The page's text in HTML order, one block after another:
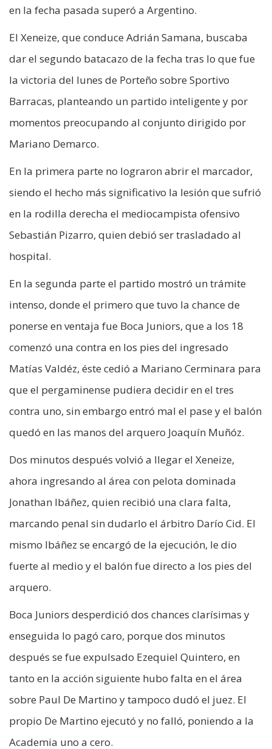
en la fecha pasada superó a Argentino.
El Xeneize, que conduce Adrián Samana, buscaba
dar el segundo batacazo de la fecha tras lo que fue
la victoria del lunes de Porteño sobre Sportivo
Barracas, planteando un partido inteligente y por
momentos preocupando al conjunto dirigido por
Mariano Demarco.
En la primera parte no lograron abrir el marcador,
siendo el hecho más significativo la lesión que sufrió
en la rodilla derecha el mediocampista ofensivo
Sebastián Pizarro, quien debió ser trasladado al
hospital.
En la segunda parte el partido mostró un trámite
intenso, donde el primero que tuvo la chance de
ponerse en ventaja fue Boca Juniors, que a los 18
comenzó una contra en los pies del ingresado
Matías Valdéz, éste cedió a Mariano Cerminara para
que el pergaminense pudiera decidir en el tres
contra uno, sin embargo entró mal el pase y el balón
quedó en las manos del arquero Joaquín Muñóz.
Dos minutos después volvió a llegar el Xeneize,
ahora ingresando al área con pelota dominada
Jonathan Ibáñez, quien recibió una clara falta,
marcando penal sin dudarlo el árbitro Darío Cid. El
mismo Ibáñez se encargó de la ejecución, le dio
fuerte al medio y el balón fue directo a los pies del
arquero.
Boca Juniors desperdició dos chances clarísimas y
enseguida lo pagó caro, porque dos minutos
después se fue expulsado Ezequiel Quintero, en
tanto en la acción siguiente hubo falta en el área
sobre Paul De Martino y tampoco dudó el juez. El
propio De Martino ejecutó y no falló, poniendo a la
Academia uno a cero.